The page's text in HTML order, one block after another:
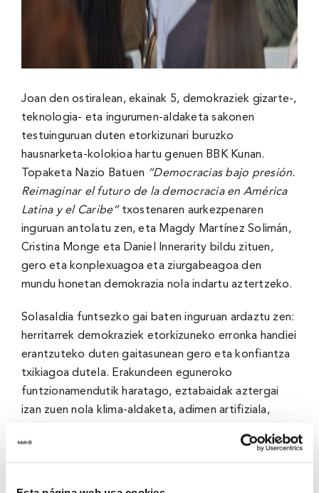
Joan den ostiralean, ekainak 5, demokraziek gizarte-,
teknologia- eta ingurumen-aldaketa sakonen
testuinguruan duten etorkizunari buruzko
hausnarketa-kolokioa hartu genuen BBK Kunan.
Topaketa Nazio Batuen “Democracias bajo presión.
Reimaginar el futuro de la democracia en América
Latina y el Caribe”txostenaren aurkezpenaren
inguruan antolatu zen, eta Magdy Martínez Solimán,
Cristina Monge eta Daniel Innerarity bildu zituen,
gero eta konplexuagoa eta ziurgabeagoa den
mundu honetan demokrazia nola indartu aztertzeko.
Solasaldia funtsezko gai baten inguruan ardaztu zen:
herritarrek demokraziek etorkizuneko erronka handiei
erantzuteko duten gaitasunean gero eta konfiantza
txikiagoa dutela. Erakundeen eguneroko
funtzionamendutik haratago, eztabaidak aztergai
izan zuen nola klima-aldaketa, adimen artifiziala,
geopolitikoak herritarrek ekintza publikoari buruz
dituzten itxaropenak birdefinitzen ari diren.